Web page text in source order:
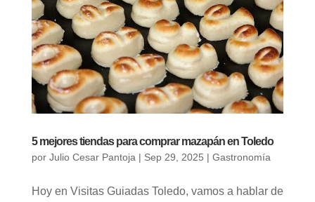
5 mejores tiendas para comprar mazapán en Toledo
por Julio Cesar Pantoja| Sep 29, 2025 | Gastronomía
Hoy en Visitas Guiadas Toledo, vamos a hablar de